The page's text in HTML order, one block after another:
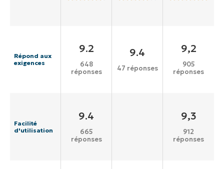
Répond aux
exigences
9.2
648
réponses
9.4
47 réponses
9,2
905
réponses
Facilité
d'utilisation
9.4
665
réponses
9,3
912
réponses